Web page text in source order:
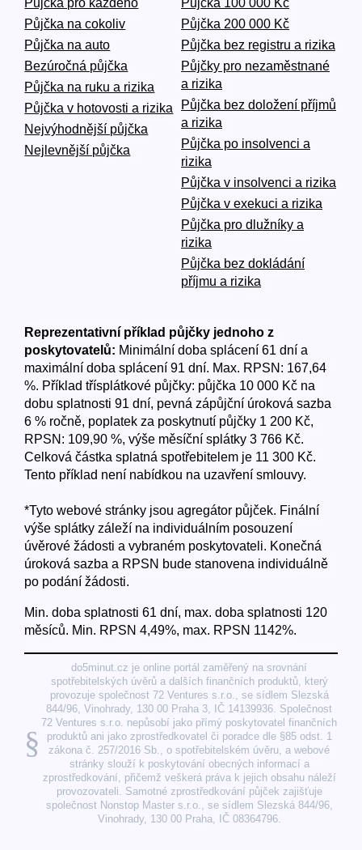
Půjčka pro každého
Půjčka na cokoliv
Půjčka na auto
Bezúročná půjčka
Půjčka na ruku a rizika
Půjčka v hotovosti a rizika
Nejvýhodnější půjčka
Nejlevnější půjčka
Půjčka 100 000 Kč
Půjčka 200 000 Kč
Půjčka bez registru a rizika
Půjčky pro nezaměstnané
a rizika
Půjčka bez doložení příjmů
a rizika
Půjčka po insolvenci a
rizika
Půjčka v insolvenci a rizika
Půjčka v exekuci a rizika
Půjčka pro dlužníky a
rizika
Půjčka bez dokládání
příjmu a rizika
Reprezentativní příklad půjčky jednoho z
poskytovatelů: Minimální doba splácení 61 dní a
maximální doba splácení 91 dní. Max. RPSN: 167,64
%. Příklad třísplátkové půjčky: půjčka 10 000 Kč na
dobu splatnosti 91 dní, pevná zápůjční úroková sazba
6 % ročně, poplatek za poskytnutí půjčky 1 200 Kč,
RPSN: 109,90 %, výše měsíční splátky 3 766 Kč.
Celková částka splatná spotřebitelem je 11 300 Kč.
Tento příklad není nabídkou na uzavření smlouvy.
*Tyto webové stránky jsou agregátor půjček. Finální
výše splátky záleží na individuálním posouzení
úvěrové žádosti a vybraném poskytovateli. Konečná
úroková sazba a RPSN bude stanovena individuálně
po podání žádosti.
Min. doba splatnosti 61 dní, max. doba splatnosti 120
měsíců. Min. RPSN 4,49%, max. RPSN 1142%.
§
do5minut.cz je online portál zaměřený na srovnání
spotřebitelských úvěrů a dalších finančních produktů, který
provozuje společnost 72 Ventures s.r.o., se sídlem Slezská
844/96, Vinohrady, 130 00 Praha 3, IČ 14139936. Společnost
72 Ventures s.r.o. nepůsobí jako přímý poskytovatel finančních
produktů ani jako zprostředkovatel či poradce dle §85 odst. 1
zákona č. 257/2016 Sb., o spotřebitelském úvěru, a webové
stránky slouží k poskytování obecných informací a
zprostředkování, přičemž veškerá práva k jejich obsahu náleží
provozovateli. Samotné zprostředkování půjček zajišťuje
společnost Nonstop Master s.r.o., se sídlem Slezská 844/96,
Vinohrady, 130 00 Praha, IČ 08364796.